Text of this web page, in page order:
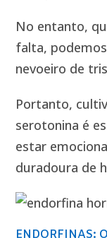
No entanto,
falta,
nevoeiro de
Portanto,
serotonina é
estar
duradoura de
ENDORFINAS: